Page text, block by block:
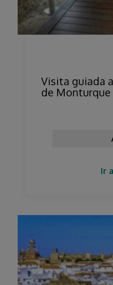
Visita guiada
de
Ir